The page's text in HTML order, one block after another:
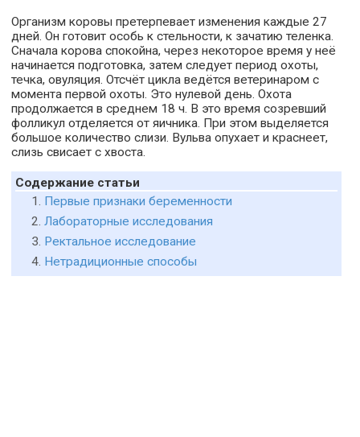
Организм коровы претерпевает изменения каждые 27
дней. Он готовит особь к стельности, к зачатию теленка.
Сначала корова спокойна, через некоторое время у неё
начинается подготовка, затем следует период охоты,
течка, овуляция. Отсчёт цикла ведётся ветеринаром с
момента первой охоты. Это нулевой день. Охота
продолжается в среднем 18 ч. В это время созревший
фолликул отделяется от яичника. При этом выделяется
большое количество слизи. Вульва опухает и краснеет,
слизь свисает с хвоста.
Содержание статьи
Первые признаки беременности
Лабораторные исследования
Ректальное исследование
Нетрадиционные способы